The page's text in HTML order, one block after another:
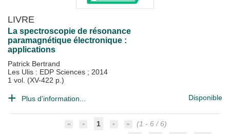
LIVRE
La spectroscopie de résonance
paramagnétique électronique :
applications
Patrick Bertrand
Les Ulis : EDP Sciences ; 2014
1 vol. (XV-422 p.)
Plus d'information... Disponible
1
(1 - 6 / 6)